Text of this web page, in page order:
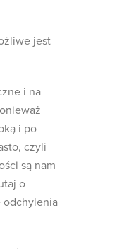
jest
i na
i po
czyli
są nam
o
odchylenia